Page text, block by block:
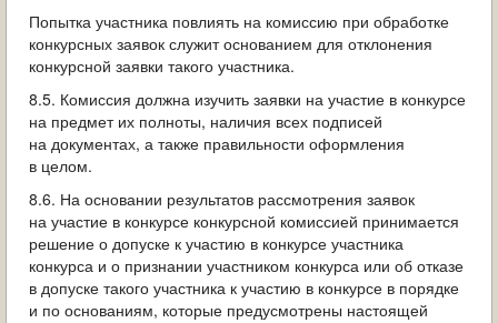
Попытка участника повлиять на комиссию при обработке
конкурсных заявок служит основанием для отклонения
конкурсной заявки такого участника.
8.5. Комиссия должна изучить заявки на участие в конкурсе
на предмет их полноты, наличия всех подписей
на документах, а также правильности оформления
в целом.
8.6. На основании результатов рассмотрения заявок
на участие в конкурсе конкурсной комиссией принимается
решение о допуске к участию в конкурсе участника
конкурса и о признании участником конкурса или об отказе
в допуске такого участника к участию в конкурсе в порядке
и по основаниям, которые предусмотрены настоящей